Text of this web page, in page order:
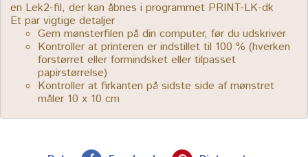
en Lek2-fil, der kan åbnes i programmet PRINT-LK-dk
Et par vigtige detaljer
Gem mønsterfilen på din computer, før du udskriver
Kontroller at printeren er indstillet til 100 % (hverken
forstørret eller formindsket eller tilpasset
papirstørrelse)
Kontroller at firkanten på sidste side af mønstret
måler 10 x 10 cm